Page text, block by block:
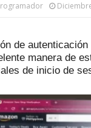
de
manera de
de inicio de